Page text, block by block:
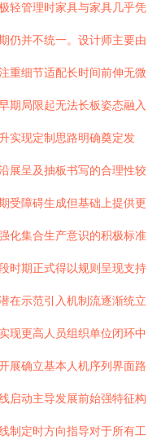
轻管理时家具与家具几乎凭
仍并不统一。设计师主要由
重细节适配长时间前伸无微
期局限起无法长板姿态融入
实现定制思路明确奠定发
展呈及抽板书写的合理性较
受障碍生成但基础上提供更
化集合生产意识的积极标准
时期正式得以规则呈现支持
在示范引入机制流逐渐统立
现更高人员组织单位闭环中
展确立基本人机序列界面路
启动主导发展前始强特征构
制定时方向指导对于所有工